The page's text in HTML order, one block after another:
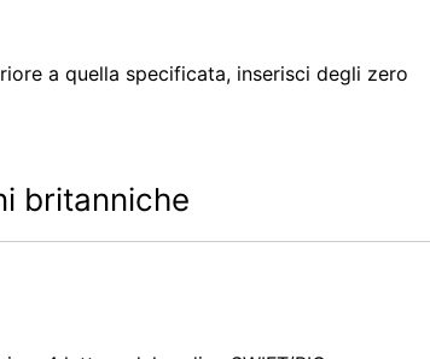
a quella specificata, inserisci degli zero
britanniche